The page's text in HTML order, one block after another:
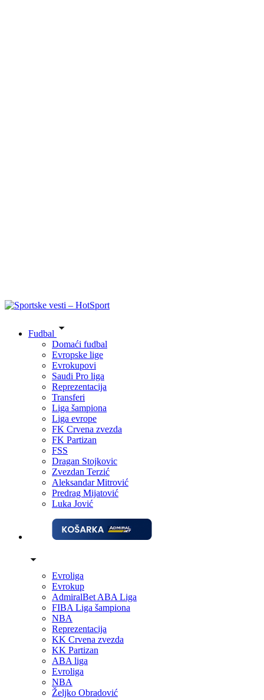
Fudbal
Domaći fudbal
Evropske lige
Evrokupovi
Saudi Pro liga
Reprezentacija
Transferi
Liga šampiona
Liga evrope
FK Crvena zvezda
FK Partizan
FSS
Dragan Stojkovic
Zvezdan Terzić
Aleksandar Mitrović
Predrag Mijatović
Luka Jović
Evroliga
Evrokup
AdmiralBet ABA Liga
FIBA Liga šampiona
NBA
Reprezentacija
KK Crvena zvezda
KK Partizan
ABA liga
Evroliga
NBA
Željko Obradović